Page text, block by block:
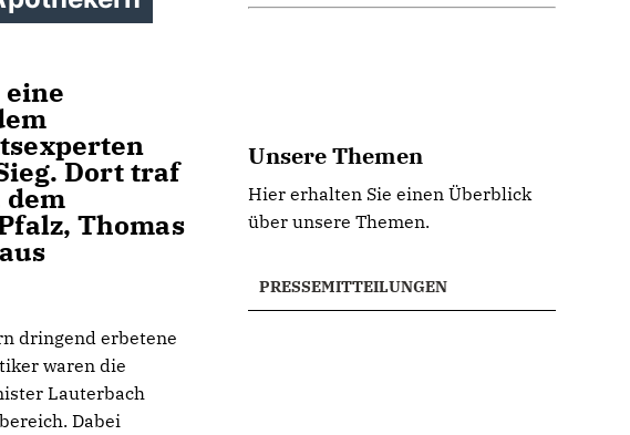
Dort traf
Thomas
dringend erbetene
waren die
Lauterbach
Dabei
Unsere Themen
Hier erhalten Sie einen Überblick
über unsere Themen.
PRESSEMITTEILUNGEN